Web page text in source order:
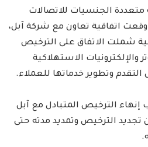
متعددة الجنسيات للاتصالات
وقعت اتفاقية تعاون مع شركة آبل،
شملت الاتفاق على الترخيص
والإلكترونيات الاستهلاكية
التقدم وتطوير خدماتها للعملاء.
إنهاء الترخيص المتبادل مع آبل
لا بد من تجديد الترخيص وتمديد مدته حتى